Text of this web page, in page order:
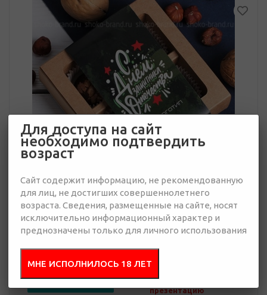
0 руб.
презентацию
Для доступа на сайт
необходимо подтвердить
возраст
Сайт содержит информацию, не рекомендованную
для лиц, не достигших совершеннолетнего
возраста. Сведения, размещенные на сайте, носят
исключительно информационный характер и
преднозначены только для личного использования
МНЕ ИСПОЛНИЛОСЬ 18 ЛЕТ